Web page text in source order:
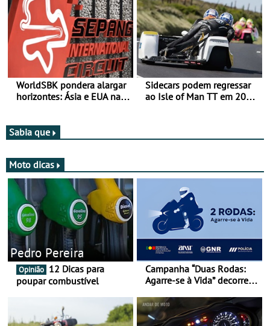
Vitória na Ultimate, Core e
Lite
WorldSBK pondera alargar
horizontes: Ásia e EUA na
Sidecars podem regressar
ao Isle of Man TT em 2027
Sabia que
Moto dicas
Pedro Pereira
Opinião
poupar combustível
Campanha “Duas Rodas:
Agarre-se à Vida” decorre